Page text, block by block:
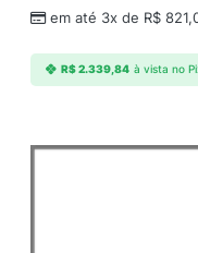
em até 3x de R$
R$2.339,84 à vista no